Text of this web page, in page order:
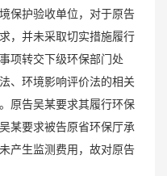
保护验收单位，对于原告
，并未采取切实措施履行
项转交下级环保部门处
、环境影响评价法的相关
原告吴某要求其履行环保
某要求被告原省环保厅承
产生监测费用，故对原告